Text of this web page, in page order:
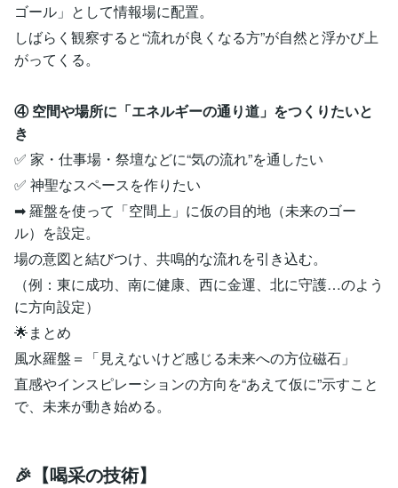
ゴール」として情報場に配置。
しばらく観察すると“流れが良くなる方”が自然と浮かび上
がってくる。
④ 空間や場所に「エネルギーの通り道」をつくりたいと
き
✅ 家・仕事場・祭壇などに“気の流れ”を通したい
✅ 神聖なスペースを作りたい
➡ 羅盤を使って「空間上」に仮の目的地（未来のゴー
ル）を設定。
場の意図と結びつけ、共鳴的な流れを引き込む。
（例：東に成功、南に健康、西に金運、北に守護…のよう
に方向設定）
🌟まとめ
風水羅盤＝「見えないけど感じる未来への方位磁石」
直感やインスピレーションの方向を“あえて仮に”示すこと
で、未来が動き始める。
🎉【喝采の技術】